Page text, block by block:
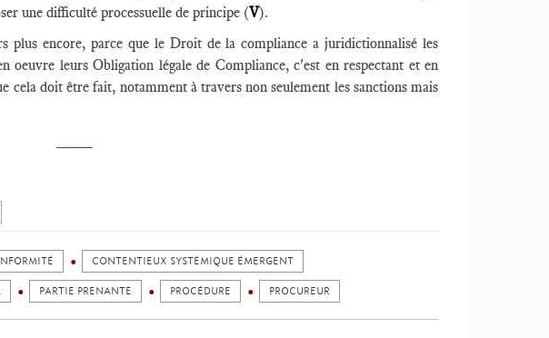
une difficulté processuelle de principe (V).
plus encore, parce que le Droit de la compliance a juridictionnalisé les
oeuvre leurs Obligation légale de Compliance, c'est en respectant et en
cela doit être fait, notamment à travers non seulement les sanctions mais
CONTENTIEUX SYSTÉMIQUE ÉMERGENT
PARTIE PRENANTE PROCÉDURE PROCUREUR